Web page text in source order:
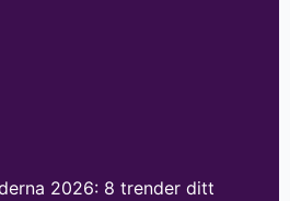
2026: 8 trender ditt